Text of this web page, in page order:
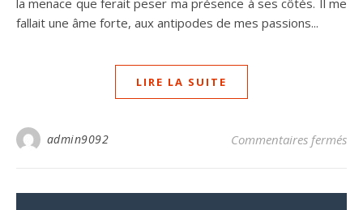
la menace que ferait peser ma présence à ses côtés. Il me
fallait une âme forte, aux antipodes de mes passions...
LIRE LA SUITE
admin9092 Commentaires fermés